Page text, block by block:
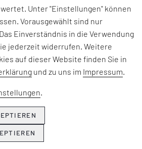
zu aktuellen Fach-, Technologie-
Informationen zu
Seminaren und Events
Sie, was EFESO bewegt.
Unter "Einstellungen" können
Vorausgewählt sind nur
Einverständnis in die Verwendung
jederzeit widerrufen. Weitere
auf dieser Website finden Sie in
und zu uns im Impressum.
.